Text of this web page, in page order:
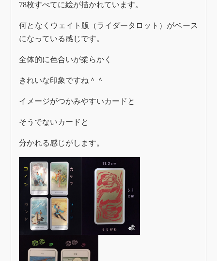
78枚すべてに絵が描かれています。
何となくウェイト版（ライダータロット）がベース
になっている感じです。
全体的に色合いが柔らかく
きれいな印象ですね＾＾
イメージがつかみやすいカードと
そうでないカードと
分かれる感じがします。